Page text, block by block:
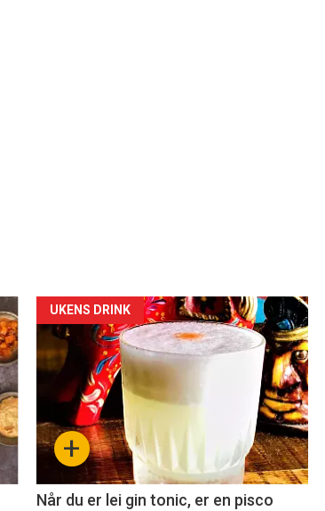
Forsiden
akkurat
nå
-
+
UKENS DRINK
Når du er lei gin tonic, er en pisco